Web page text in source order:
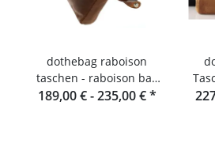
dothebag raboison
taschen - raboison bag
upend Hochformat toro
189,00 € -235,00 €*